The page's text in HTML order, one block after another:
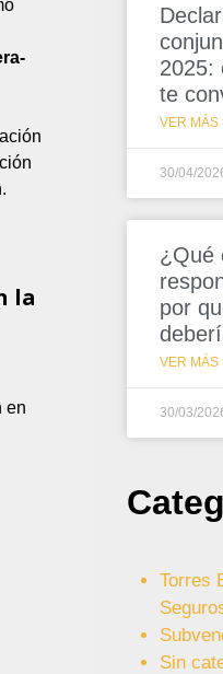
la
en
2025:
te
VER MÁS
30/04/
¿Qué
por
VER MÁS
30/03/
Torres
Sin